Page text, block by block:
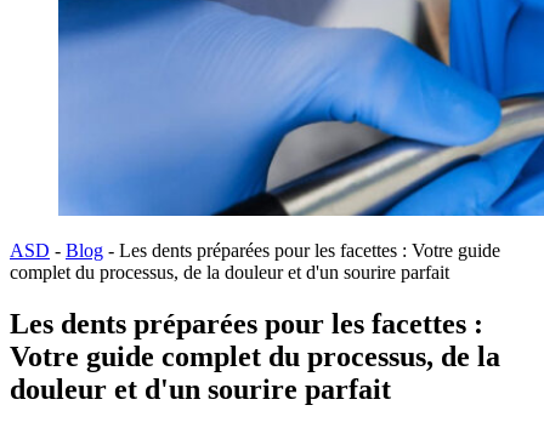
ASD - Blog - Les dents préparées pour les facettes : Votre guide
complet du processus, de la douleur et d'un sourire parfait
Les dents préparées pour les facettes :
Votre guide complet du processus, de la
douleur et d'un sourire parfait